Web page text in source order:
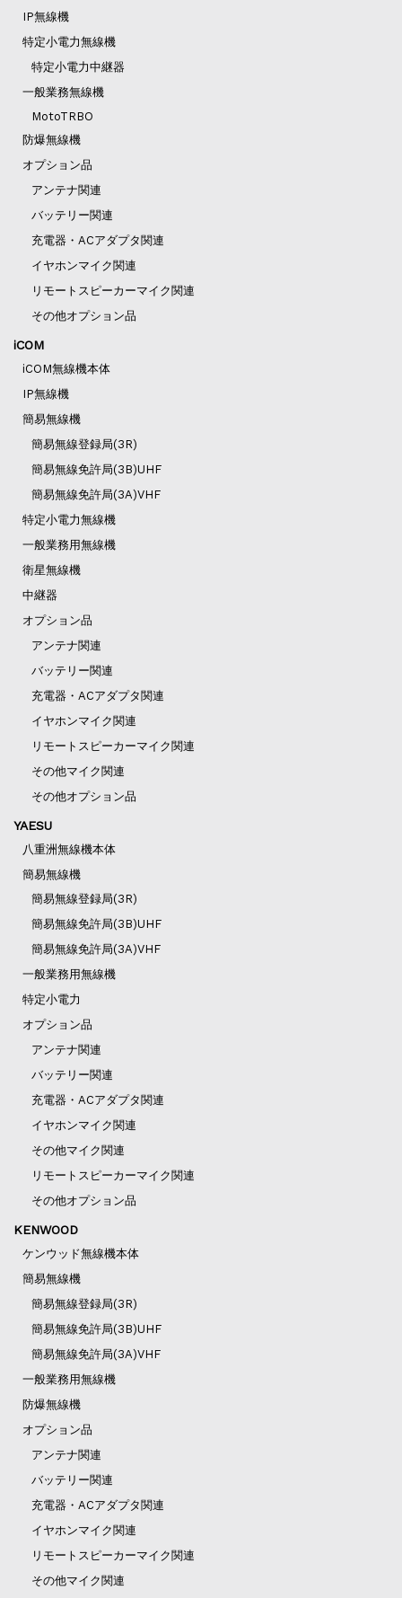
IP無線機
特定小電力無線機
特定小電力中継器
一般業務無線機
MotoTRBO
防爆無線機
オプション品
アンテナ関連
バッテリー関連
充電器・ACアダプタ関連
イヤホンマイク関連
リモートスピーカーマイク関連
その他オプション品
iCOM
iCOM無線機本体
IP無線機
簡易無線機
簡易無線登録局(3R)
簡易無線免許局(3B)UHF
簡易無線免許局(3A)VHF
特定小電力無線機
一般業務用無線機
衛星無線機
中継器
オプション品
アンテナ関連
バッテリー関連
充電器・ACアダプタ関連
イヤホンマイク関連
リモートスピーカーマイク関連
その他マイク関連
その他オプション品
YAESU
八重洲無線機本体
簡易無線機
簡易無線登録局(3R)
簡易無線免許局(3B)UHF
簡易無線免許局(3A)VHF
一般業務用無線機
特定小電力
オプション品
アンテナ関連
バッテリー関連
充電器・ACアダプタ関連
イヤホンマイク関連
その他マイク関連
リモートスピーカーマイク関連
その他オプション品
KENWOOD
ケンウッド無線機本体
簡易無線機
簡易無線登録局(3R)
簡易無線免許局(3B)UHF
簡易無線免許局(3A)VHF
一般業務用無線機
防爆無線機
オプション品
アンテナ関連
バッテリー関連
充電器・ACアダプタ関連
イヤホンマイク関連
リモートスピーカーマイク関連
その他マイク関連